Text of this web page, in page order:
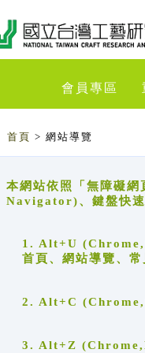
會員專區
首頁 > 網站導覽
本網站依照「無障礙
Navigator)、鍵盤快速
1. Alt+U
首頁、網站導覽、常
2. Alt+C
3. Alt+Z